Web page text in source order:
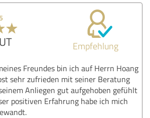
Empfehlung
Freundes bin ich auf Herrn Hoang
sehr zufrieden mit seiner Beratung
Anliegen gut aufgehoben gefühlt
positiven Erfahrung habe ich mich